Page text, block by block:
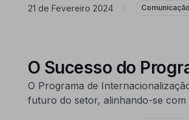
21 de Fevereiro 2024 Comunicação
O Sucesso do
O Programa de
futuro do setor, alinhando-se com